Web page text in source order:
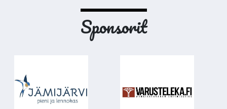
Sponsorit